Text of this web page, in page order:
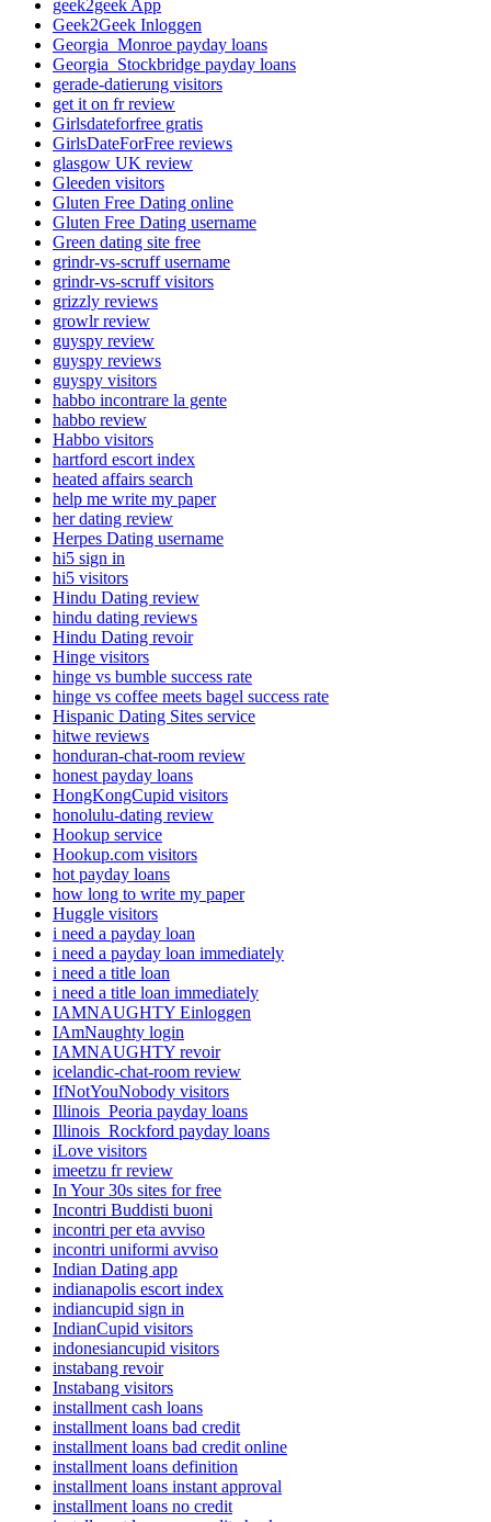
geek2geek App
Geek2Geek Inloggen
Georgia_Monroe payday loans
Georgia_Stockbridge payday loans
gerade-datierung visitors
get it on fr review
Girlsdateforfree gratis
GirlsDateForFree reviews
glasgow UK review
Gleeden visitors
Gluten Free Dating online
Gluten Free Dating username
Green dating site free
grindr-vs-scruff username
grindr-vs-scruff visitors
grizzly reviews
growlr review
guyspy review
guyspy reviews
guyspy visitors
habbo incontrare la gente
habbo review
Habbo visitors
hartford escort index
heated affairs search
help me write my paper
her dating review
Herpes Dating username
hi5 sign in
hi5 visitors
Hindu Dating review
hindu dating reviews
Hindu Dating revoir
Hinge visitors
hinge vs bumble success rate
hinge vs coffee meets bagel success rate
Hispanic Dating Sites service
hitwe reviews
honduran-chat-room review
honest payday loans
HongKongCupid visitors
honolulu-dating review
Hookup service
Hookup.com visitors
hot payday loans
how long to write my paper
Huggle visitors
i need a payday loan
i need a payday loan immediately
i need a title loan
i need a title loan immediately
IAMNAUGHTY Einloggen
IAmNaughty login
IAMNAUGHTY revoir
icelandic-chat-room review
IfNotYouNobody visitors
Illinois_Peoria payday loans
Illinois_Rockford payday loans
iLove visitors
imeetzu fr review
In Your 30s sites for free
Incontri Buddisti buoni
incontri per eta avviso
incontri uniformi avviso
Indian Dating app
indianapolis escort index
indiancupid sign in
IndianCupid visitors
indonesiancupid visitors
instabang revoir
Instabang visitors
installment cash loans
installment loans bad credit
installment loans bad credit online
installment loans definition
installment loans instant approval
installment loans no credit